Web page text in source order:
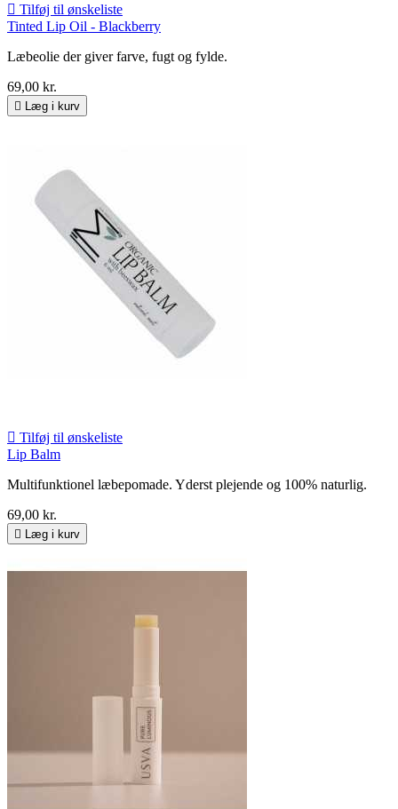
 Tilføj til ønskeliste
Tinted Lip Oil - Blackberry
Læbeolie der giver farve, fugt og fylde.
69,00 kr.
 Læg i kurv
 Tilføj til ønskeliste
Lip Balm
Multifunktionel læbepomade. Yderst plejende og 100% naturlig.
69,00 kr.
 Læg i kurv